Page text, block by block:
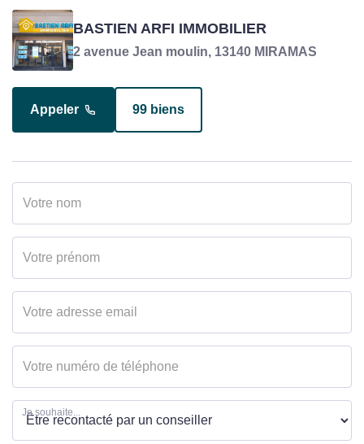
BLAISE PRISCILLA
Négociatrice en charge du bien
Appeler 4 biens
BASTIEN ARFI IMMOBILIER
2 avenue Jean moulin, 13140 MIRAMAS
Appeler 99 biens
Je souhaite...